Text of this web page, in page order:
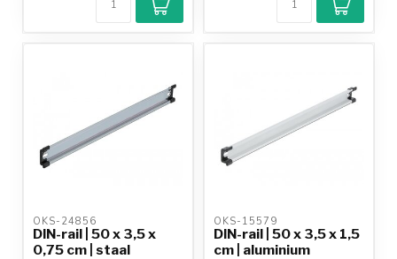
OKS-24856
DIN-rail | 50 x 3,5 x
0,75 cm | staal
OKS-15579
DIN-rail | 50 x 3,5 x 1,5
cm | aluminium